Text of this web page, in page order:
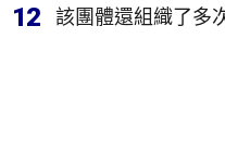
12 該團體還組織了多